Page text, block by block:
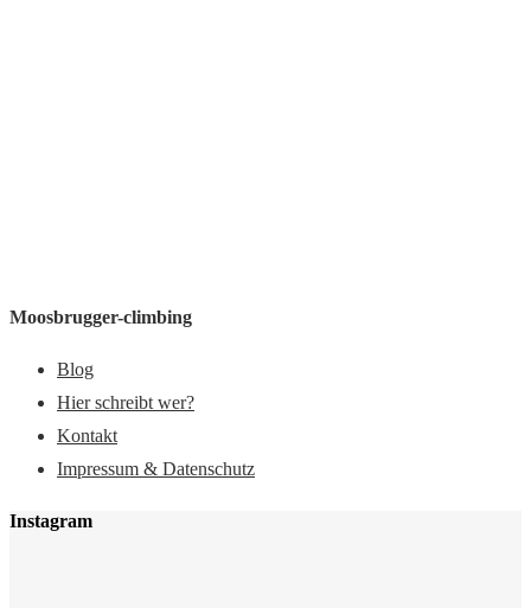
Moosbrugger-climbing
Blog
Hier schreibt wer?
Kontakt
Impressum & Datenschutz
Instagram